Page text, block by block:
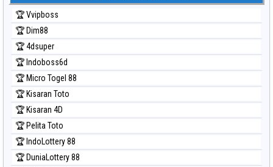
Prediksi Kuda Lari
Prediksi Magnum Cambodia
Prediksi Nagoya
Prediksi North Carolina Day
Prediksi Pcso
Prediksi Sao Paulo
Prediksi Singapore
Prediksi Sydney
Prediksi Sydney Lottery
Prediksi Sydney Lottery 6d
Prediksi Sydney Lotto
🏆 Vvipboss
🏆 Dim88
🏆 4dsuper
🏆 Indoboss6d
🏆 Micro Togel 88
🏆 Kisaran Toto
🏆 Kisaran 4D
🏆 Pelita Toto
🏆 IndoLottery 88
🏆 DuniaLottery 88